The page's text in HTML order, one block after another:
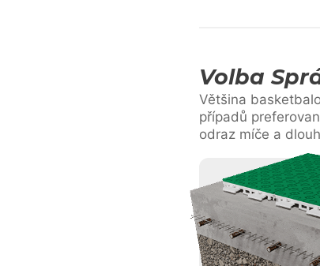
Volba
Většina
případů
odraz míče a